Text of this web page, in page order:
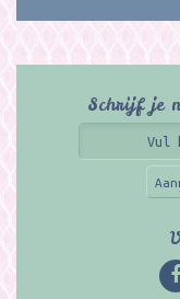
Schrijf je